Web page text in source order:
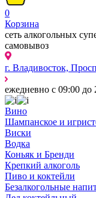
0
Корзина
сеть алкогольных
самовывоз
г. Владивосток,
ежедневно с 09:00 до
Вино
Шампанское и
Виски
Водка
Коньяк и Бренди
Крепкий алкоголь
Пиво и коктейли
Безалкогольные